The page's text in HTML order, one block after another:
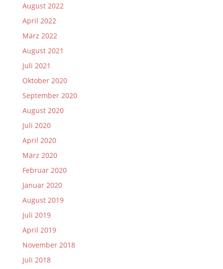
August 2022
April 2022
März 2022
August 2021
Juli 2021
Oktober 2020
September 2020
August 2020
Juli 2020
April 2020
März 2020
Februar 2020
Januar 2020
August 2019
Juli 2019
April 2019
November 2018
Juli 2018